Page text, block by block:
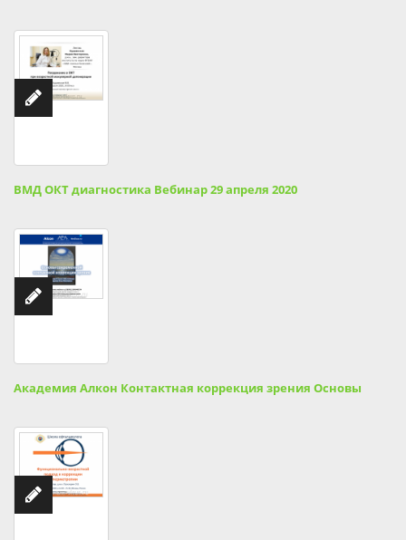
ВМД ОКТ диагностика Вебинар 29 апреля 2020
Академия Алкон Контактная коррекция зрения Основы